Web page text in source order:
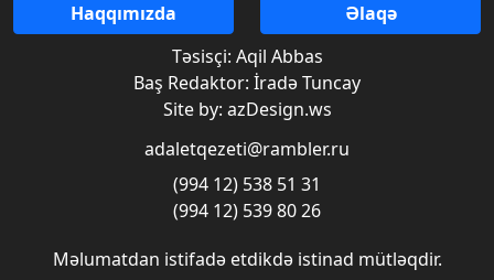
Haqqımızda
Əlaqə
Təsisçi: Aqil Abbas
Baş Redaktor: İradə Tuncay
Site by: azDesign.ws
adaletqezeti@rambler.ru
(994 12) 538 51 31
(994 12) 539 80 26
Məlumatdan istifadə etdikdə istinad mütləqdir.